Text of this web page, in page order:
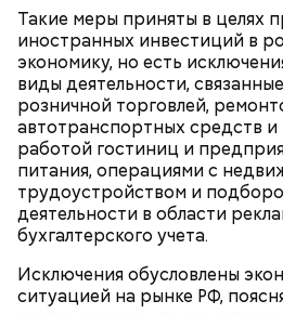
Такие меры приняты в целях
иностранных инвестиций в
экономику, но есть
виды деятельности,
розничной торговлей,
автотранспортных средств и
работой гостиниц и
питания, операциями с
трудоустройством и
деятельности в области
бухгалтерского учета.
Исключения обусловлены
ситуацией на рынке РФ,
А еще, удержав меч палача,
смерти трех мужей, невинно
корыстолюбивым
2 корня сельдерея,
салатная заправка.